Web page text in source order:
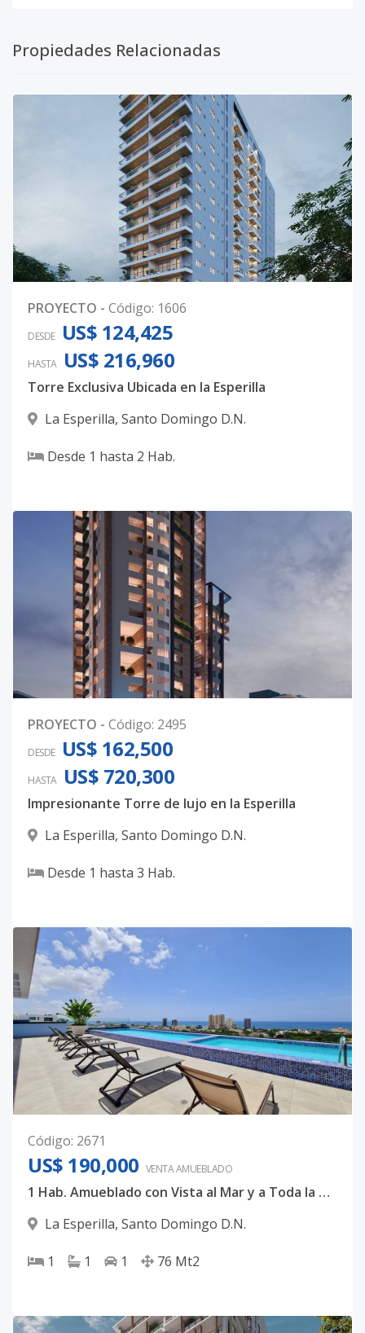
Propiedades Relacionadas
PROYECTO - Código: 1606
DESDE US$ 124,425
HASTA US$ 216,960
Torre Exclusiva Ubicada en la Esperilla
La Esperilla, Santo Domingo D.N.
Desde 1 hasta 2 Hab.
PROYECTO - Código: 2495
DESDE US$ 162,500
HASTA US$ 720,300
Impresionante Torre de lujo en la Esperilla
La Esperilla, Santo Domingo D.N.
Desde 1 hasta 3 Hab.
Código: 2671
US$ 190,000 VENTA AMUEBLADO
1 Hab. Amueblado con Vista al Mar y a Toda la Ciudad
La Esperilla, Santo Domingo D.N.
1 1 1 76 Mt2